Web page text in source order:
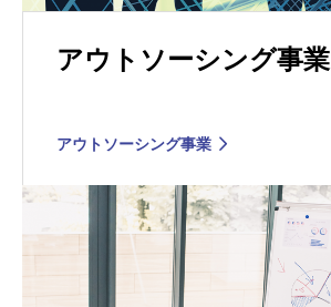
アウトソーシング事業
アウトソーシング事業